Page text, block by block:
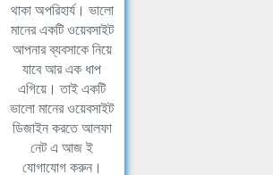
থাকা অপরিহার্য। ভালো
মানের একটি ওয়েবসাইট
আপনার ব্যবসাকে নিয়ে
যাবে আর এক ধাপ
এগিয়ে। তাই একটি
ভালো মানের ওয়েবসাইট
ডিজাইন করতে আলফা
নেট এ আজ ই
যোগাযোগ করুন।